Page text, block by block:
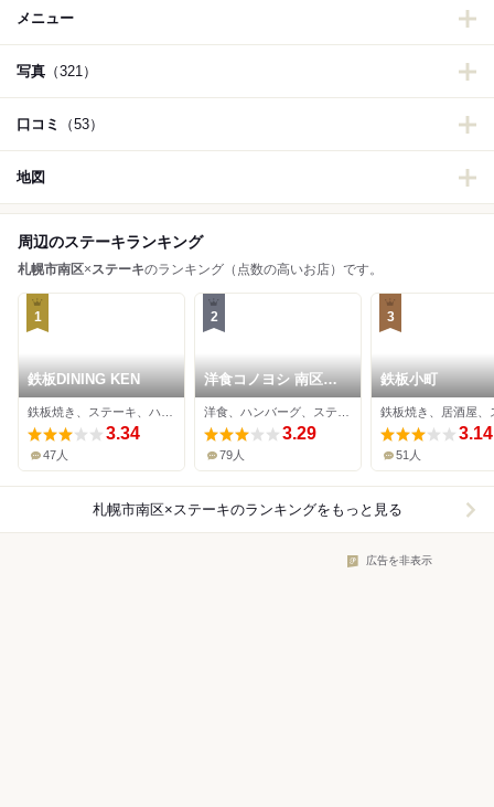
メニュー
写真 （321）
口コミ （53）
地図
周辺のステーキランキング
札幌市南区×ステーキのランキング（点数の高いお店）です。
1
鉄板DINING KEN
3.34
47人
2
洋食コノヨシ 南区石
山店
3.29
79人
3
鉄板小町
3.14
51人
札幌市南区×ステーキのランキングをもっと見る
広告を非表示